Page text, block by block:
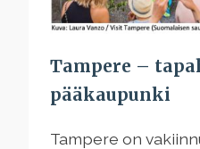
Tampere –
pääkaupunki
Tampere on